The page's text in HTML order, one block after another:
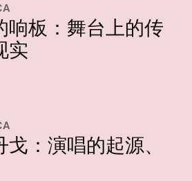
响板：舞台上的传
实
：演唱的起源、